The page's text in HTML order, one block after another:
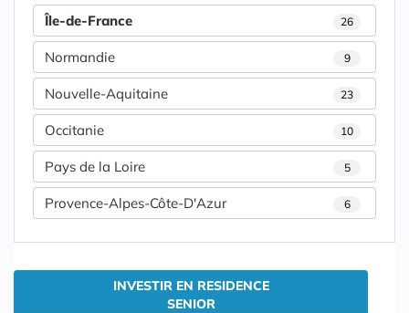
Île-de-France 26
Normandie 9
Nouvelle-Aquitaine 23
Occitanie 10
Pays de la Loire 5
Provence-Alpes-Côte-D'Azur 6
INVESTIR EN RESIDENCE
SENIOR